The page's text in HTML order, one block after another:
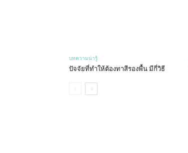
บทความน่ารู้
ปัจจัยที่ทำให้ต้องทาสีรองพื้น มีกี่วิธี